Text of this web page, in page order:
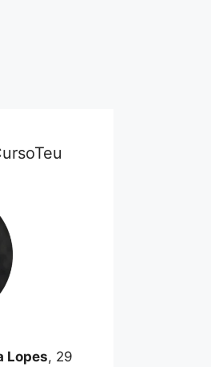
Lopes, 29